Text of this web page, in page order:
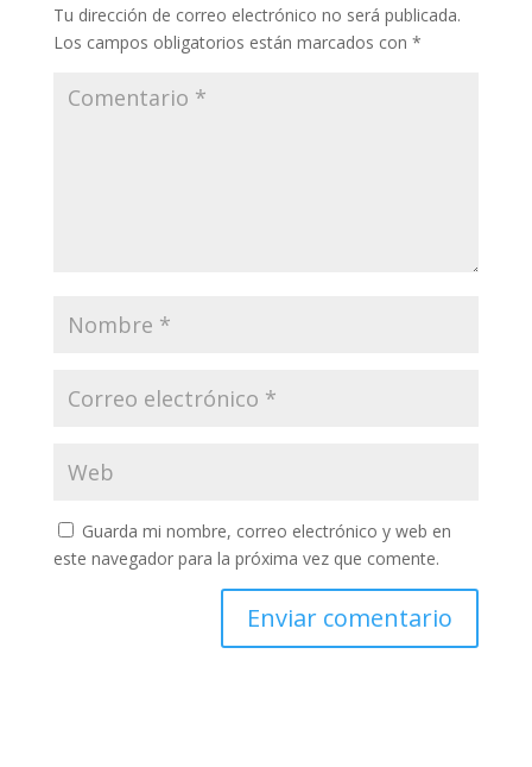
Tu dirección de correo electrónico no será publicada.
Los campos obligatorios están marcados con *
Guarda mi nombre, correo electrónico y web en
este navegador para la próxima vez que comente.